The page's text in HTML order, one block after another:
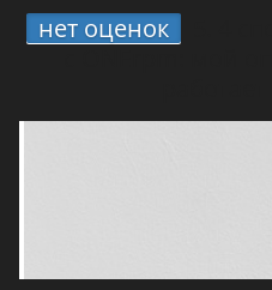
нет оценок